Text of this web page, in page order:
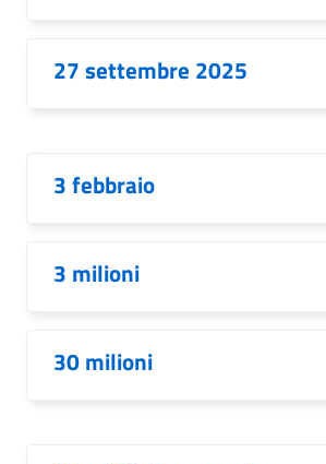
27 settembre 2025
3 febbraio
3 milioni
30 milioni